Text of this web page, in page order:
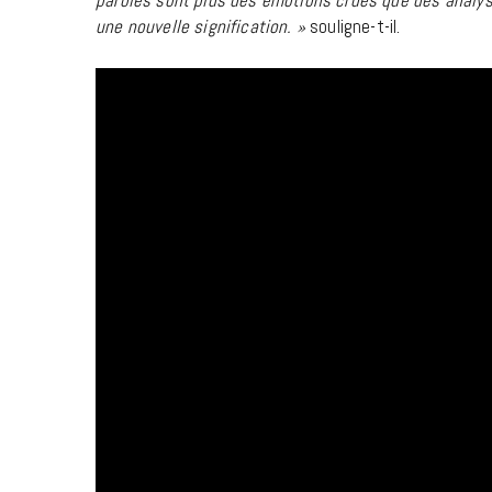
une nouvelle signification. »souligne-t-il.